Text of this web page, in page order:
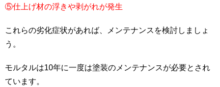
⑤仕上げ材の浮きや剥がれが発生
これらの劣化症状があれば、メンテナンスを検討しましょ
う。
モルタルは10年に一度は塗装のメンテナンスが必要とされ
ています。